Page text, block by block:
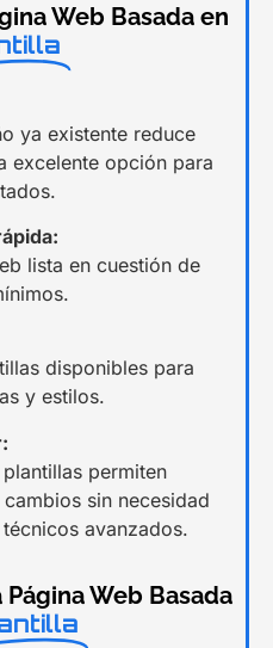
Web Basada en
ya existente reduce
excelente opción para
lista en cuestión de
disponibles para
y estilos.
permiten
sin necesidad
avanzados.
Web Basada